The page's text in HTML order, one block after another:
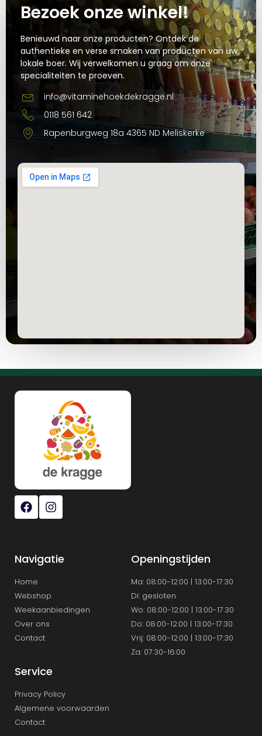
Bezoek onze winkel!
Benieuwd naar onze producten? Ontdek de
authentieke en verse smaken van producten van uw
lokale boer. Wij verwelkomen u graag om onze
specialiteiten te proeven.
info@vitaminehoekdekragge.nl
0118 561 642
Rapenburgweg 18a 4365 ND Meliskerke
Navigatie
Home
Webshop
Weekaanbiedingen
Over ons
Contact
Openingstijden
Ma: 08:00-12:00 | 13:00-17:30
Di: gesloten
Wo: 08:00-12:00 | 13:00-17.30
Do: 08:00-12:00 | 13:00-17:30
Vrij: 08:00-12:00 | 13:00-17:30
Za: 07:30-16:00
Service
Privacy Policy
Algemene voorwaarden
Contact